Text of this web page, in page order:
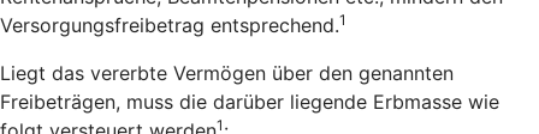
Versorgungsfreibetrag entsprechend.1
Liegt das vererbte Vermögen über den genannten
Freibeträgen, muss die darüber liegende Erbmasse wie
1